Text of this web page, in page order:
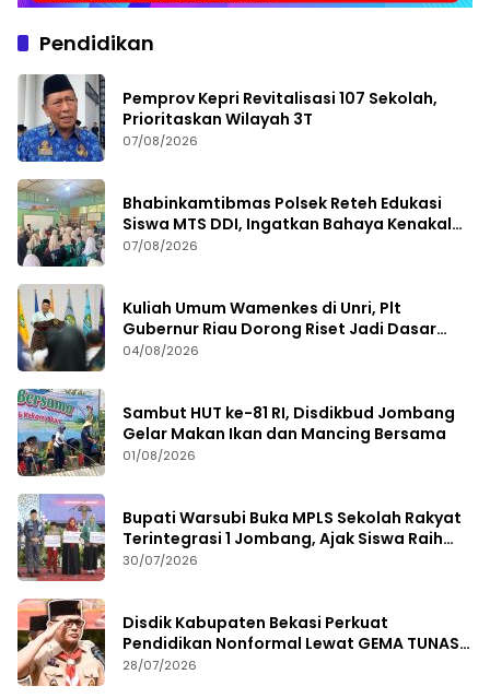
Pendidikan
Pemprov Kepri Revitalisasi 107 Sekolah,
Prioritaskan Wilayah 3T
07/08/2026
Bhabinkamtibmas Polsek Reteh Edukasi
Siswa MTS DDI, Ingatkan Bahaya Kenakalan
Remaja
07/08/2026
Kuliah Umum Wamenkes di Unri, Plt
Gubernur Riau Dorong Riset Jadi Dasar
Kebijakan Kesehatan
04/08/2026
Sambut HUT ke-81 RI, Disdikbud Jombang
Gelar Makan Ikan dan Mancing Bersama
01/08/2026
Bupati Warsubi Buka MPLS Sekolah Rakyat
Terintegrasi 1 Jombang, Ajak Siswa Raih
Prestasi
30/07/2026
Disdik Kabupaten Bekasi Perkuat
Pendidikan Nonformal Lewat GEMA TUNAS
2026
28/07/2026